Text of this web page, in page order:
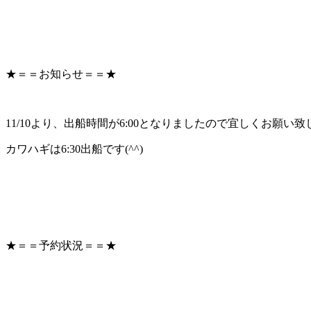
★＝＝お知らせ＝＝★
11/10より、出船時間が6:00となりましたので宜しくお願い致
カワハギは6:30出船です(^^)
★＝＝予約状況＝＝★